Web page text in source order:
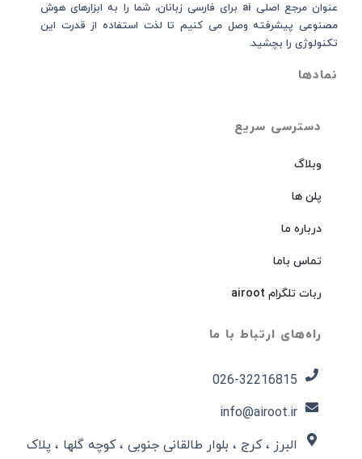
دسترسی سریع
وبلاگ
پلن ها
درباره ما
تماس باما
ربات تلگرام airoot
راه‌های ارتباط با ما
026-32216815​
info@airoot.ir
البرز ، کرج ، بلوار طالقانی جنوبی ، کوچه گلها ، پلاک
عنوان مرجع اصلی ai برای فارسی زبانان، شما را به ابزارهای هوش
مصنوعی پیشرفته وصل می کنیم تا لذت استفاده از قدرت این
تکنولوژی را بچشید.
نمادها